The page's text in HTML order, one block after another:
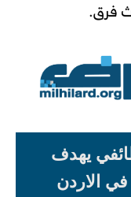
يهدف
الاردن